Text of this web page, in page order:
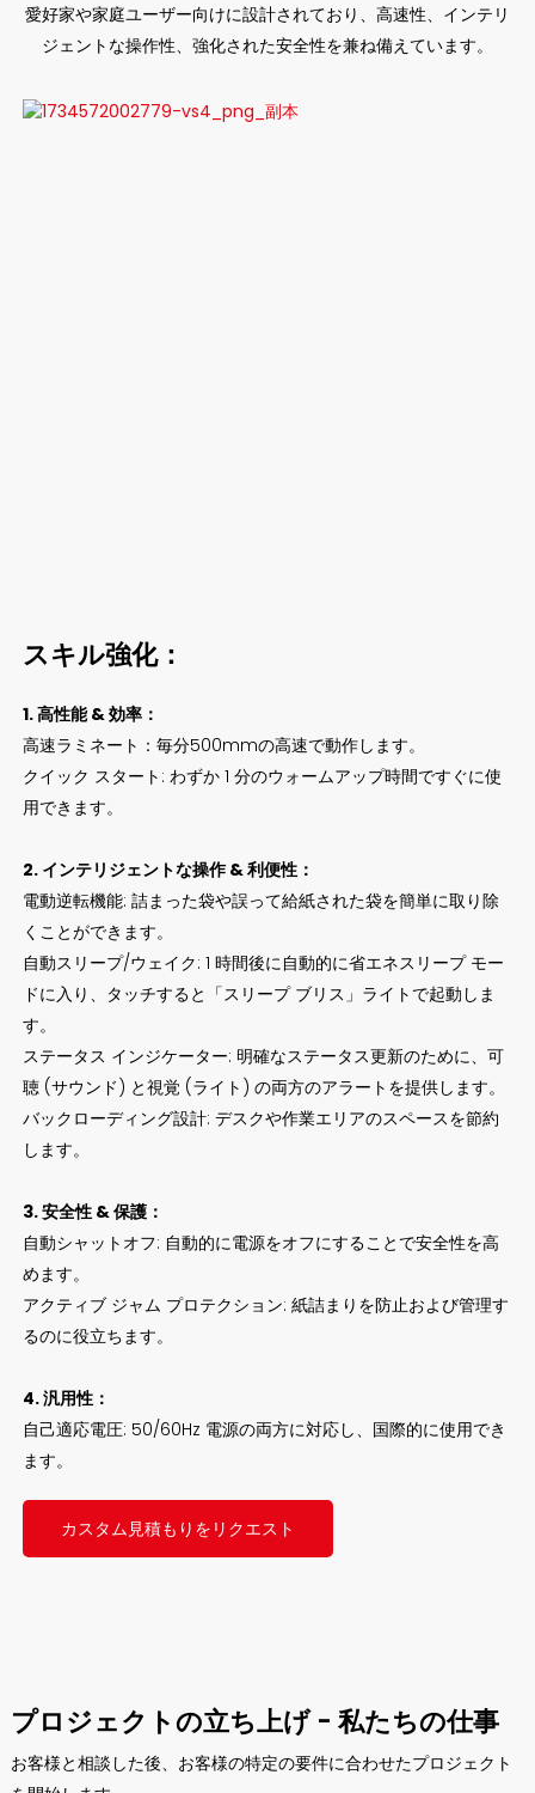
愛好家や家庭ユーザー向けに設計されており、高速性、インテリ
ジェントな操作性、強化された安全性を兼ね備えています。
スキル強化：
1. 高性能 & 効率：
高速ラミネート：毎分500mmの高速で動作します。
クイック スタート: わずか 1 分のウォームアップ時間ですぐに使
用できます。
2. インテリジェントな操作 & 利便性：
電動逆転機能: 詰まった袋や誤って給紙された袋を簡単に取り除
くことができます。
自動スリープ/ウェイク: 1 時間後に自動的に省エネスリープ モー
ドに入り、タッチすると「スリープ ブリス」ライトで起動しま
す。
ステータス インジケーター: 明確なステータス更新のために、可
聴 (サウンド) と視覚 (ライト) の両方のアラートを提供します。
バックローディング設計: デスクや作業エリアのスペースを節約
します。
3. 安全性 & 保護：
自動シャットオフ: 自動的に電源をオフにすることで安全性を高
めます。
アクティブ ジャム プロテクション: 紙詰まりを防止および管理す
るのに役立ちます。
4. 汎用性：
自己適応電圧: 50/60Hz 電源の両方に対応し、国際的に使用でき
ます。
カスタム見積もりをリクエスト
プロジェクトの立ち上げ - 私たちの仕事
お客様と相談した後、お客様の特定の要件に合わせたプロジェクト